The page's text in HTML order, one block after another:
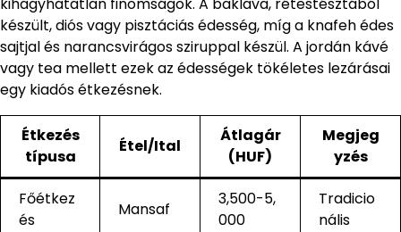
kihagyhatatlan finomságok. A baklava, rétestésztából
készült, diós vagy pisztáciás édesség, míg a knafeh édes
sajtjal és narancsvirágos sziruppal készül. A jordán kávé
vagy tea mellett ezek az édességek tökéletes lezárásai
egy kiadós étkezésnek.
Étkezés
típusa
Étel/Ital
Átlagár
(HUF)
Megjeg
yzés
Főétkez
és
Mansaf
3,500-5,
000
Tradicio
nális